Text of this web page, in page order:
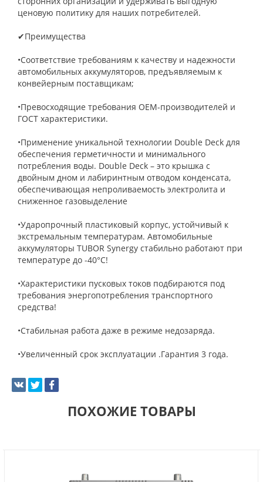
ценовую политику для наших потребителей.
✔Преимущества
•Соответствие требованиям к качеству и надежности
автомобильных аккумуляторов, предъявляемым к
конвейерным поставщикам;
•Превосходящие требования ОЕМ-производителей и
ГОСТ характеристики.
•Применение уникальной технологии Double Deck для
обеспечения герметичности и минимального
потребления воды. Double Deck – это крышка с
двойным дном и лабиринтным отводом конденсата,
обеспечивающая непроливаемость электролита и
сниженное газовыделение
•Ударопрочный пластиковый корпус, устойчивый к
экстремальным температурам. Автомобильные
аккумуляторы TUBOR Synergy стабильно работают при
температуре до -40°С!
•Характеристики пусковых токов подбираются под
требования энергопотребления транспортного
средства!
•Стабильная работа даже в режиме недозаряда.
•Увеличенный срок эксплуатации .Гарантия 3 года.
ПОХОЖИЕ ТОВАРЫ